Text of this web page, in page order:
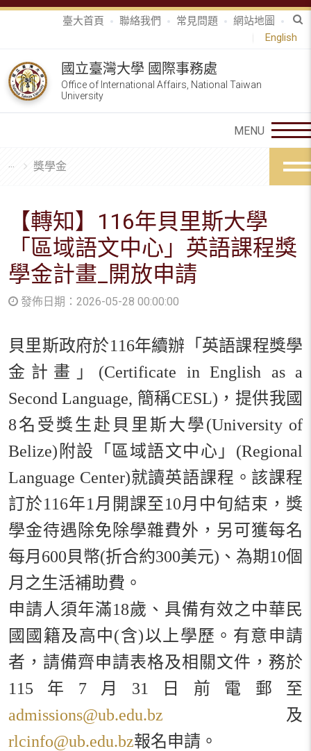
臺大首頁 聯絡我們 常見問題
網站地圖
English
國立臺灣大學 國際事務處
Office of International Affairs, National Taiwan
University
獎學金
【轉知】116年貝里斯大學
「區域語文中心」英語課程獎
學金計畫_開放申請
發佈日期：2026-05-28 00:00:00
貝里斯政府於116年續辦「英語課程獎學
金計畫」 (Certificate in English as a
Second Language, 簡稱CESL) ，提供我國
8名受獎生赴貝里斯大學(University of
Belize) 附設「區域語文中心」 (Regional
Language Center)就讀英語課程。該課程
訂於116年1 月開課至10月中旬結束，獎
學金待遇除免除學雜費外，另可獲每名
每月 600貝幣(折合約300美元) 、為期10個
月之生活補助費。
申請人須年滿18歲、具備有效之中華民
國國籍及高中(含)以上學歷。有意申請
者，請備齊申請表格及相關文件，務於
115 年 7月 31
日前電郵至
admissions@ub.edu.bz 及
rlcinfo@ub.edu.bz報名申請。